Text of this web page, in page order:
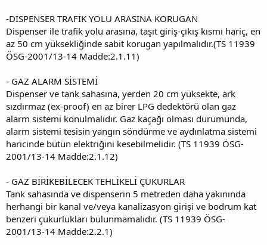
-DİSPENSER TRAFİK YOLU ARASINA KORUGAN
Dispenser ile trafik yolu arasına, taşıt giriş-çıkış kısmı hariç, en
az 50 cm yüksekliğinde sabit korugan yapılmalıdır.(TS 11939
ÖSG-2001/13-14 Madde:2.1.11)
- GAZ ALARM SİSTEMİ
Dispenser ve tank sahasına, yerden 20 cm yüksekte, ark
sızdırmaz (ex-proof) en az birer LPG dedektörü olan gaz
alarm sistemi konulmalıdır. Gaz kaçağı olması durumunda,
alarm sistemi tesisin yangın söndürme ve aydınlatma sistemi
haricinde bütün elektriğini kesebilmelidir. (TS 11939 ÖSG-
2001/13-14 Madde:2.1.12)
- GAZ BİRİKEBİLECEK TEHLİKELİ ÇUKURLAR
Tank sahasında ve dispenserin 5 metreden daha yakınında
herhangi bir kanal ve/veya kanalizasyon girişi ve bodrum kat
benzeri çukurlukları bulunmamalıdır. (TS 11939 ÖSG-
2001/13-14 Madde:2.2.1)